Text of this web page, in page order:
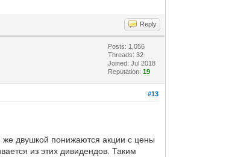
Reply
Posts: 1,056
Threads: 32
Joined: Jul 2018
Reputation:19
#13
двушкой понижаются акции с цены
из этих дивидендов. Таким